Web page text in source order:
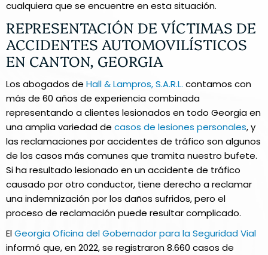
cualquiera que se encuentre en esta situación.
REPRESENTACIÓN DE VÍCTIMAS DE
ACCIDENTES AUTOMOVILÍSTICOS
EN CANTON, GEORGIA
Los abogados de Hall & Lampros, S.A.R.L. contamos con
más de 60 años de experiencia combinada
representando a clientes lesionados en todo Georgia en
una amplia variedad de casos de lesiones personales, y
las reclamaciones por accidentes de tráfico son algunos
de los casos más comunes que tramita nuestro bufete.
Si ha resultado lesionado en un accidente de tráfico
causado por otro conductor, tiene derecho a reclamar
una indemnización por los daños sufridos, pero el
proceso de reclamación puede resultar complicado.
ElGeorgia Oficina del Gobernador para la Seguridad Vial
informó que, en 2022, se registraron 8.660 casos de